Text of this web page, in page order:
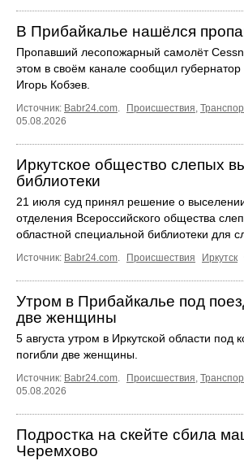
В Прибайкалье нашёлся
Пропавший лесопожарный самолёт
этом в своём канале сообщил губернатор
Игорь Кобзев.
Источник: Babr24.com. Происшествия,
05.08.2026
Иркутское общество слепых
библиотеки
21 июля суд принял решение о выселении
отделения Всероссийского общества
областной специальной библиотеки для
Источник: Babr24.com. Происшествия Иркутск
Утром в Прибайкалье под
две женщины
5 августа утром в Иркутской области под
погибли две женщины.
Источник: Babr24.com. Происшествия,
05.08.2026
Подростка на скейте сбила
Черемхово